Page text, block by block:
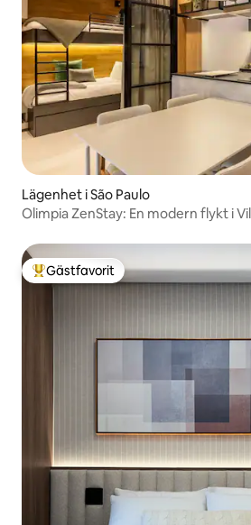
Lägenhet i São Paulo
Olimpia ZenStay: En modern flykt i
Populär gästfavorit
Gästfavorit